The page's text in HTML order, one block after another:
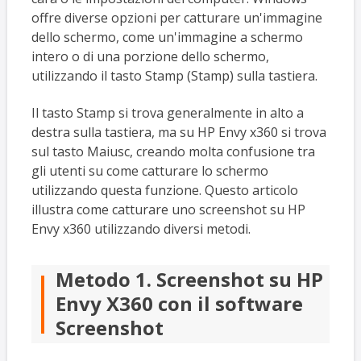
offre diverse opzioni per catturare un'immagine
dello schermo, come un'immagine a schermo
intero o di una porzione dello schermo,
utilizzando il tasto Stamp (Stamp) sulla tastiera.
Il tasto Stamp si trova generalmente in alto a
destra sulla tastiera, ma su HP Envy x360 si trova
sul tasto Maiusc, creando molta confusione tra
gli utenti su come catturare lo schermo
utilizzando questa funzione. Questo articolo
illustra come catturare uno screenshot su HP
Envy x360 utilizzando diversi metodi.
Metodo 1. Screenshot su HP
Envy X360 con il software
Screenshot